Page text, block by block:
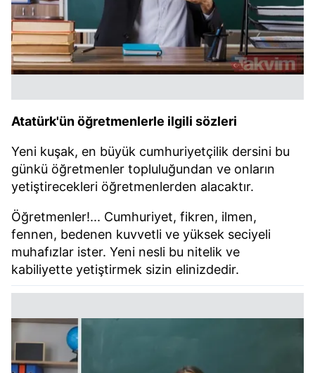
Atatürk'ün öğretmenlerle ilgili sözleri
Yeni kuşak, en büyük cumhuriyetçilik dersini bu
günkü öğretmenler topluluğundan ve onların
yetiştirecekleri öğretmenlerden alacaktır.
Öğretmenler!... Cumhuriyet, fikren, ilmen,
fennen, bedenen kuvvetli ve yüksek seciyeli
muhafızlar ister. Yeni nesli bu nitelik ve
kabiliyette yetiştirmek sizin elinizdedir.